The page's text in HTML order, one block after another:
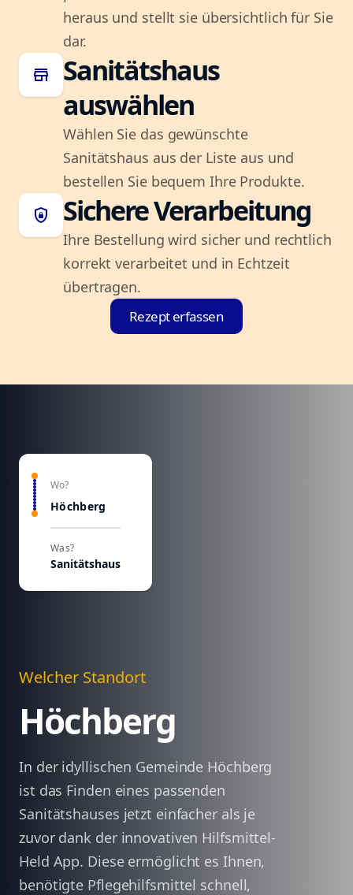
heraus und stellt sie übersichtlich für Sie
dar.
store
Sanitätshaus
auswählen
Wählen Sie das gewünschte
Sanitätshaus aus der Liste aus und
bestellen Sie bequem Ihre Produkte.
shield_lock Sichere Verarbeitung
Ihre Bestellung wird sicher und rechtlich
korrekt verarbeitet und in Echtzeit
übertragen.
Rezept erfassen
Wo?
Höchberg
Was?
Sanitätshaus
Welcher Standort
Höchberg
In der idyllischen Gemeinde Höchberg
ist das Finden eines passenden
Sanitätshauses jetzt einfacher als je
zuvor dank der innovativen Hilfsmittel-
Held App. Diese ermöglicht es Ihnen,
benötigte Pflegehilfsmittel schnell,